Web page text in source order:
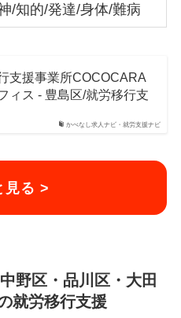
/知的/発達/身体/難病
かべなし求人ナビ・就労支援ナビ
支援事業所COCOCARA
ィス - 豊島区/就労移行支
見る >
野区・品川区・大田
就労移行支援